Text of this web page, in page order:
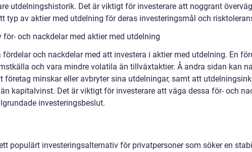
utdelningshistorik. Det är viktigt för investerare att noggrant
typ av aktier med utdelning för deras investeringsmål och
för- och nackdelar med aktier med utdelning
och nackdelar med att investera i aktier med utdelning. En
och vara mindre volatila än tillväxtaktier. Å andra sidan kan
företag minskar eller avbryter sina utdelningar, samt att
kapitalvinst. Det är viktigt för investerare att väga dessa för- och
investeringsbeslut.
populärt investeringsalternativ för privatpersoner som söker en stabil